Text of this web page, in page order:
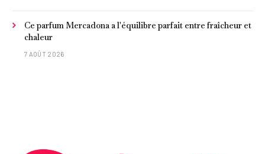
Ce parfum Mercadona a l'équilibre parfait entre fraîcheur et
chaleur
7 AOÛT 2026